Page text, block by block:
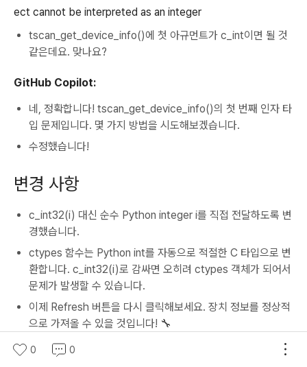
ect cannot be interpreted as an integer
tscan_get_device_info()에 첫 아규먼트가 c_int이면 될 것
같은데요. 맞나요?
GitHub Copilot:
네, 정확합니다! tscan_get_device_info()의 첫 번째 인자 타
입 문제입니다. 몇 가지 방법을 시도해보겠습니다.
수정했습니다!
변경 사항
c_int32(i) 대신 순수 Python integer i를 직접 전달하도록 변
경했습니다.
ctypes 함수는 Python int를 자동으로 적절한 C 타입으로 변
환합니다. c_int32(i)로 감싸면 오히려 ctypes 객체가 되어서
문제가 발생할 수 있습니다.
이제 Refresh 버튼을 다시 클릭해보세요. 장치 정보를 정상적
으로 가져올 수 있을 것입니다! 🔧
User:
0 0